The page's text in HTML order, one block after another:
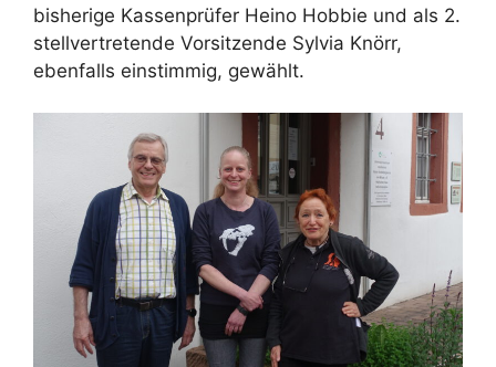
bisherige Kassenprüfer Heino Hobbie und als 2.
stellvertretende Vorsitzende Sylvia Knörr,
ebenfalls einstimmig, gewählt.